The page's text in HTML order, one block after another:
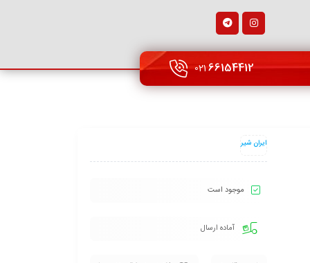
66154412
021
ایران شیر
موجود است
آماده ارسال